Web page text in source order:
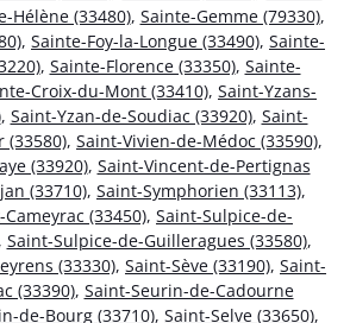
Hélène (33480), Sainte-Gemme (79330),
, Sainte-Foy-la-Longue (33490), Sainte-
, Sainte-Florence (33350), Sainte-
Croix-du-Mont (33410), Saint-Yzans-
, Saint-Yzan-de-Soudiac (33920), Saint-
(33580), Saint-Vivien-de-Médoc (33590),
(33920), Saint-Vincent-de-Pertignas
(33710), Saint-Symphorien (33113),
(33450), Saint-Sulpice-de-
Saint-Sulpice-de-Guilleragues (33580),
(33330), Saint-Sève (33190), Saint-
(33390), Saint-Seurin-de-Cadourne
de-Bourg (33710), Saint-Selve (33650),